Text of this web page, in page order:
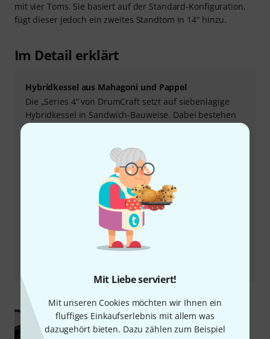
Mit Liebe serviert!
Mit unseren Cookies möchten wir Ihnen ein
fluffiges Einkaufserlebnis mit allem was
dazugehört bieten. Dazu zählen zum Beispiel
mit vier Toms. Sie basiert auf der Standard-Konfiguration,
fügt dieser jedoch ein zweites Standtom in 14“ hinzu.
Im Detail erklärt
Hybridkessel aus Mahagoni und Pappel
Die „Series 4“ von DrumCraft setzt auf siebenlagige
Hybridkessel in Sandwich-Bauweise. Dabei bestehen
die vier äußeren Schichten aus Mahagoni und die drei
Mahagoni um ein edles und verhältnismäßig teures
Holz handelt, das beim Schlagzeugbau Tradition hat
und häufig bei Vintage-Drums eingesetzt wurde, sorgt
der Kern aus Pappel für einen überschaubaren Preis.
Der Klang der Kombination präsentiert sich warm,
dick und punchig und verfügt über absolute
Allrounder-Qualitäten. Je nach Kit-Konfiguration und
Stimmung wird man sich in allen Bereichen zwischen